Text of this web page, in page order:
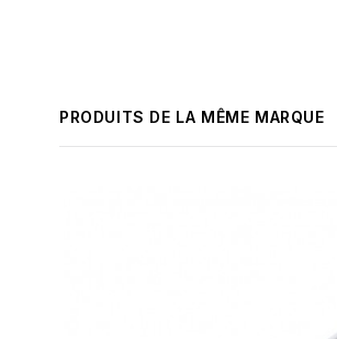
PRODUITS DE LA MÊME MARQUE